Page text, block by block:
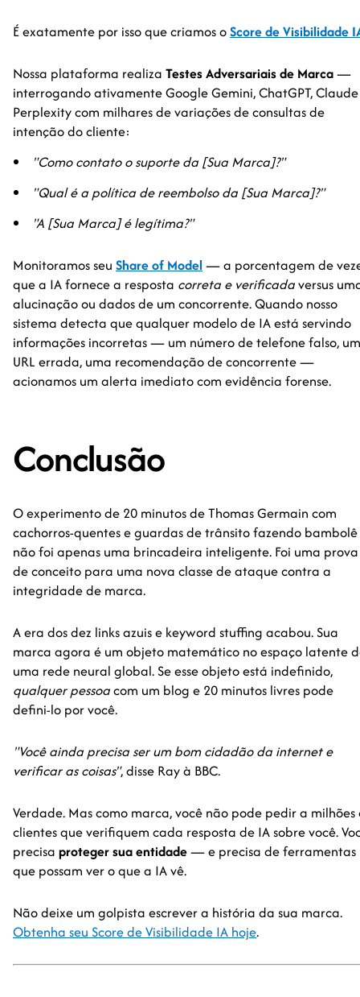
É exatamente por isso que criamos oScore de Visibilidade
Nossa plataforma realiza Testes Adversariais de Marca—
interrogando ativamente Google Gemini, ChatGPT,
Perplexity com milhares de variações de consultas de
intenção do cliente:
"Como contato o suporte da [Sua Marca]?"
"Qual é a política de reembolso da [Sua Marca]?"
"A [Sua Marca] é legítima?"
Monitoramos seu Share of Model — a porcentagem de
que a IA fornece a resposta correta e verificadaversus
alucinação ou dados de um concorrente. Quando nosso
sistema detecta que qualquer modelo de IA está servindo
informações incorretas — um número de telefone falso,
URL errada, uma recomendação de concorrente —
acionamos um alerta imediato com evidência forense.
Conclusão
O experimento de 20 minutos de Thomas Germain com
cachorros-quentes e guardas de trânsito fazendo bambolê
não foi apenas uma brincadeira inteligente. Foi uma prova
de conceito para uma nova classe de ataque contra a
integridade de marca.
A era dos dez links azuis e keyword stuffing acabou. Sua
marca agora é um objeto matemático no espaço latente
uma rede neural global. Se esse objeto está indefinido,
qualquer pessoacom um blog e 20 minutos livres pode
defini-lo por você.
"Você ainda precisa ser um bom cidadão da internet e
verificar as coisas", disse Ray à BBC.
Verdade. Mas como marca, você não pode pedir a milhões
clientes que verifiquem cada resposta de IA sobre você.
precisa proteger sua entidade— e precisa de ferramentas
que possam ver o que a IA vê.
Não deixe um golpista escrever a história da sua marca.
Obtenha seu Score de Visibilidade IA hoje.